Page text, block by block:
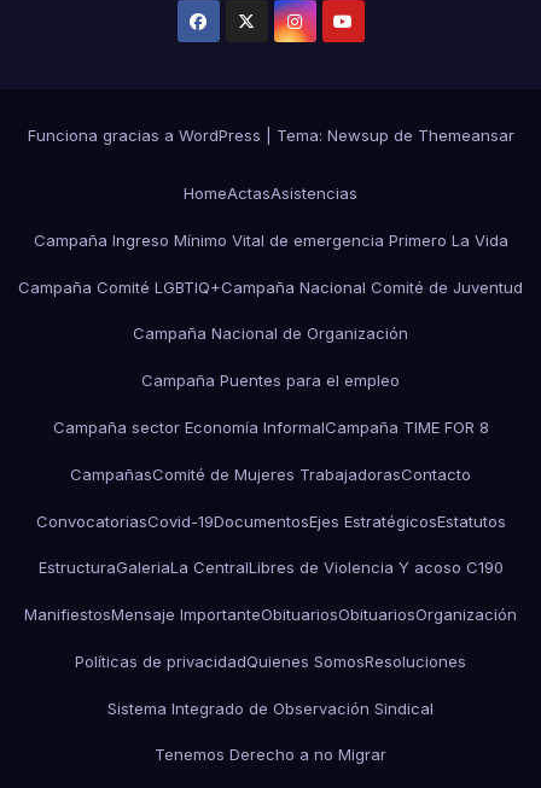
Funciona gracias a WordPress Tema: Newsup de Themeansar
HomeActasAsistencias
Campaña Ingreso Mínimo Vital de emergencia Primero La Vida
Campaña Comité LGBTIQ+Campaña Nacional Comité de Juventud
Campaña Nacional de Organización
Campaña Puentes para el empleo
Campaña sector Economía InformalCampaña TIME FOR 8
CampañasComité de Mujeres TrabajadorasContacto
ConvocatoriasCovid-19DocumentosEjes EstratégicosEstatutos
EstructuraGaleriaLa CentralLibres de Violencia Y acoso C190
ManifiestosMensaje ImportanteObituariosObituariosOrganización
Políticas de privacidadQuienes SomosResoluciones
Sistema Integrado de Observación Sindical
Tenemos Derecho a no Migrar